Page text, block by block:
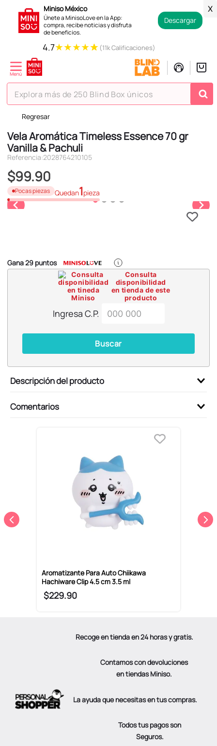
Miniso México
Únete a MinisoLove en la App:
compra, recibe noticias y disfruta
de beneficios.
Descargar
X
4.7★★★★★ (11k Calificaciones)
Explora más de 250 Blind Box únicos
Regresar
Vela Aromática Timeless Essence 70 gr
Vanilla & Pachuli
Referencia:2028764210105
$99.90
Pocas piezas Quedan1pieza
Gana29 puntos
Consulta
disponibilidad
en tienda de este
producto
Ingresa C.P.
Buscar
Descripción del producto
Comentarios
Aromatizante Para Auto Chiikawa
Hachiware Clip 4.5 cm 3.5 ml
$229.90
Recoge en tienda en 24 horas y gratis.
Contamos con devoluciones
en tiendas Miniso.
La ayuda que necesitas en tus compras.
Todos tus pagos son
Seguros.
TÉRMINOS MÁS BUSCADOS
1.
hello kitty
2.
spiderman
3
peluche
4.
osito cariñosito
5.
blind box
9.
toy story